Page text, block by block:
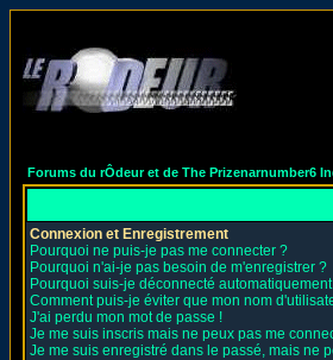
Forums du rÔdeur et de The Prizenarnumber6
Connexion et Enregistrement
Pourquoi ne puis-je pas me connecter ?
Pourquoi n'ai-je pas besoin de m'enregistrer ?
Pourquoi suis-je déconnecté
Comment puis-je éviter que mon nom
J'ai perdu mon mot de passe !
Je me suis inscris mais ne peux pas me
Je me suis enregistré dans le passé, mais ne